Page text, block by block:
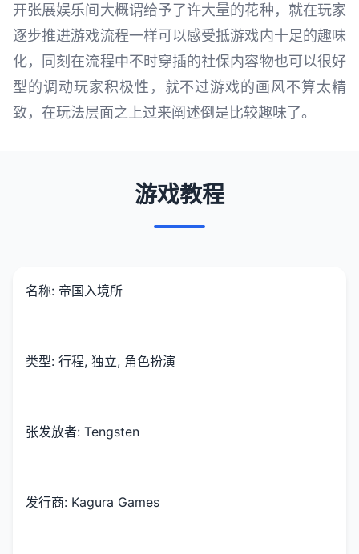
开张展娱乐间大概谓给予了许大量的花种，就在玩家
逐步推进游戏流程一样可以感受抵游戏内十足的趣味
化，同刻在流程中不时穿插的社保内容物也可以很好
型的调动玩家积极性，就不过游戏的画风不算太精
致，在玩法层面之上过来阐述倒是比较趣味了。
游戏教程
名称: 帝国入境所
类型: 行程, 独立, 角色扮演
张发放者: Tengsten
发行商: Kagura Games